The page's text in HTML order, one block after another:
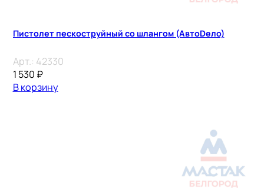
Пистолет пескоструйный со шлангом (АвтоDело)
Арт.: 42330
1 530 ₽
В корзину